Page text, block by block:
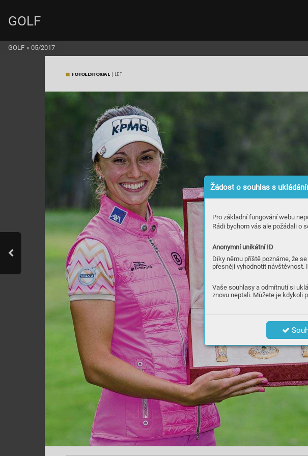
Žádost o souhlas s
Pro základní fungování webu
Rádi bychom vás ale požádali o
Anonymní unikátní ID
Díky němu příště poznáme, že
přesněji vyhodnotit návštěvnost.
Vaše souhlasy a odmítnutí si
znovu neptali. Můžete je kdykoli
FOTOEDITORIAL | LET
GOLF
GOLF » 05/2017